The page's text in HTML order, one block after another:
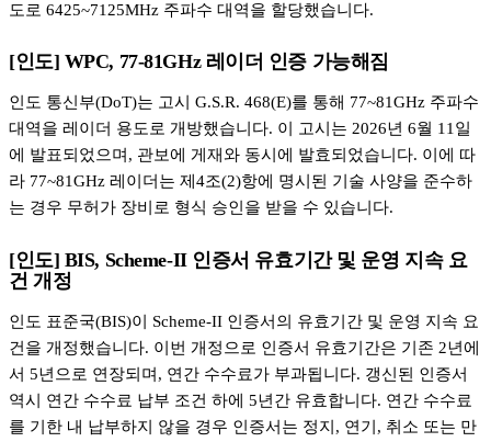
도로 6425~7125MHz 주파수 대역을 할당했습니다.
[인도] WPC, 77-81GHz 레이더 인증 가능해짐
인도 통신부(DoT)는 고시 G.S.R. 468(E)를 통해 77~81GHz 주파수
대역을 레이더 용도로 개방했습니다. 이 고시는 2026년 6월 11일
에 발표되었으며, 관보에 게재와 동시에 발효되었습니다. 이에 따
라 77~81GHz 레이더는 제4조(2)항에 명시된 기술 사양을 준수하
는 경우 무허가 장비로 형식 승인을 받을 수 있습니다.
[인도] BIS, Scheme-II 인증서 유효기간 및 운영 지속 요
건 개정
인도 표준국(BIS)이 Scheme-II 인증서의 유효기간 및 운영 지속 요
건을 개정했습니다. 이번 개정으로 인증서 유효기간은 기존 2년에
서 5년으로 연장되며, 연간 수수료가 부과됩니다. 갱신된 인증서
역시 연간 수수료 납부 조건 하에 5년간 유효합니다. 연간 수수료
를 기한 내 납부하지 않을 경우 인증서는 정지, 연기, 취소 또는 만